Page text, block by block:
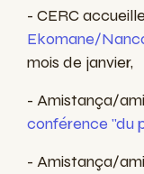
- CERC accueille
Ekomane/
mois de janvier,
- Amistança/
conférence "du
- Amistança/